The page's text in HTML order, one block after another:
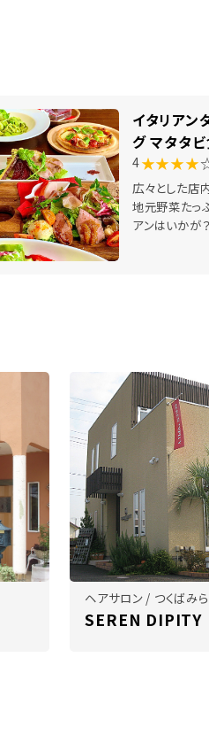
イタリアン
グ マタタ
4★★★★
広々とした店
地元野菜たっ
アンはいかが？
ヘアサロン / つくばみ
SEREN DIPITY